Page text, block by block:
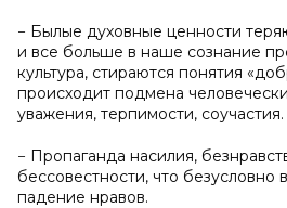
− Былые духовные ценности
и все больше в наше сознание
культура, стираются понятия
происходит подмена
уважения, терпимости, соучастия.
− Пропаганда насилия,
бессовестности, что безусловно
падение нравов.